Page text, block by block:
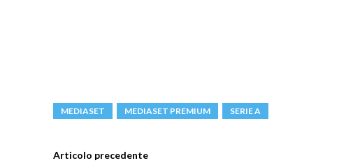
MEDIASET MEDIASET PREMIUM SERIE A
Articolo precedente